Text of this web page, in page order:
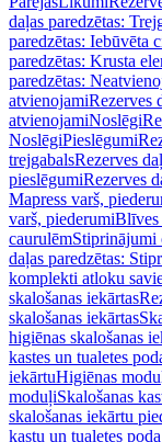
daļas paredzētas:
paredzētas: Iebūvēta
paredzētas: Krusta
paredzētas:
atvienojamiRezerves
atvienojamiNoslēgi
NoslēgiPieslēgumi
trejgabalsRezerves
pieslēgumiRezerves
Mapress varš,
varš, piederumiBlīves
caurulēmStiprinājumi
daļas paredzētas:
komplekti atloku
skalošanas iekārtas
skalošanas iekārtas
higiēnas skalošanas
kastes un tualetes
iekārtuHigiēnas
moduļiSkalošanas
skalošanas iekārtu
kastu un tualetes